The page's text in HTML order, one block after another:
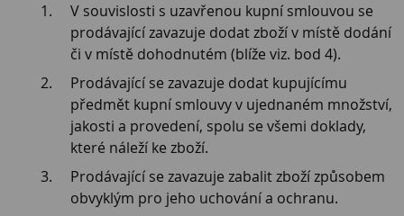
V souvislosti s uzavřenou kupní smlouvou se
prodávající zavazuje dodat zboží v místě dodání
či v místě dohodnutém (blíže viz. bod 4).
Prodávající se zavazuje dodat kupujícímu
předmět kupní smlouvy v ujednaném množství,
jakosti a provedení, spolu se všemi doklady,
které náleží ke zboží.
Prodávající se zavazuje zabalit zboží způsobem
obvyklým pro jeho uchování a ochranu.